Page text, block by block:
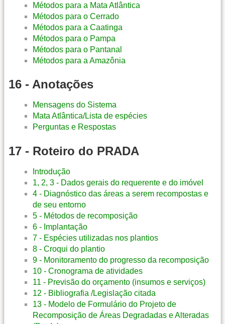
Métodos para a Mata Atlântica
Métodos para o Cerrado
Métodos para a Caatinga
Métodos para o Pampa
Métodos para o Pantanal
Métodos para a Amazônia
16 - Anotações
Mensagens do Sistema
Mata Atlântica/Lista de espécies
Perguntas e Respostas
17 - Roteiro do PRADA
Introdução
1, 2, 3 - Dados gerais do requerente e do imóvel
4 - Diagnóstico das áreas a serem recompostas e
de seu entorno
5 - Métodos de recomposição
6 - Implantação
7 - Espécies utilizadas nos plantios
8 - Croqui do plantio
9 - Monitoramento do progresso da recomposição
10 - Cronograma de atividades
11 - Previsão do orçamento (insumos e serviços)
12 - Bibliografia /Legislação citada
13 - Modelo de Formulário do Projeto de
Recomposição de Áreas Degradadas e Alteradas